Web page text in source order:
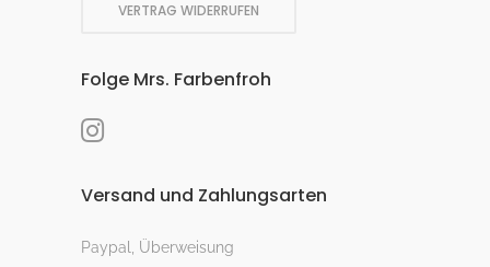
VERTRAG WIDERRUFEN
Folge Mrs. Farbenfroh
Versand und Zahlungsarten
Paypal, Überweisung